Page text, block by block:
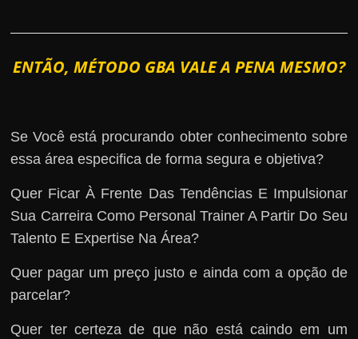
ENTÃO, MÉTODO GBA VALE A PENA MESMO?
Se Você está procurando obter conhecimento sobre
essa área especifica de forma segura e objetiva?
Quer Ficar À Frente Das Tendências E Impulsionar
Sua Carreira Como Personal Trainer A Partir Do Seu
Talento E Expertise Na Área?
Quer pagar um preço justo e ainda com a opção de
parcelar?
Quer ter certeza de que não está caindo em um